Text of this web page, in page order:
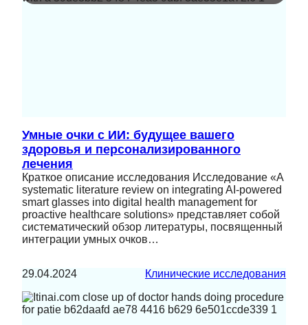
Умные очки с ИИ: будущее вашего
здоровья и персонализированного
лечения
Краткое описание исследования Исследование «A
systematic literature review on integrating AI-powered
smart glasses into digital health management for
proactive healthcare solutions» представляет собой
систематический обзор литературы, посвященный
интеграции умных очков…
29.04.2024 Клинические исследования